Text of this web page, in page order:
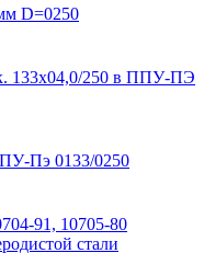
D=0250
133х04,0/250 в ППУ-ПЭ
Пэ 0133/0250
91, 10705-80
стали